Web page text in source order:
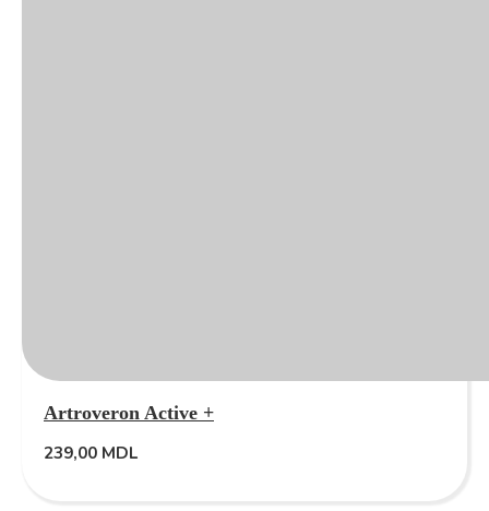
Artroveron Active +
239,00 MDL